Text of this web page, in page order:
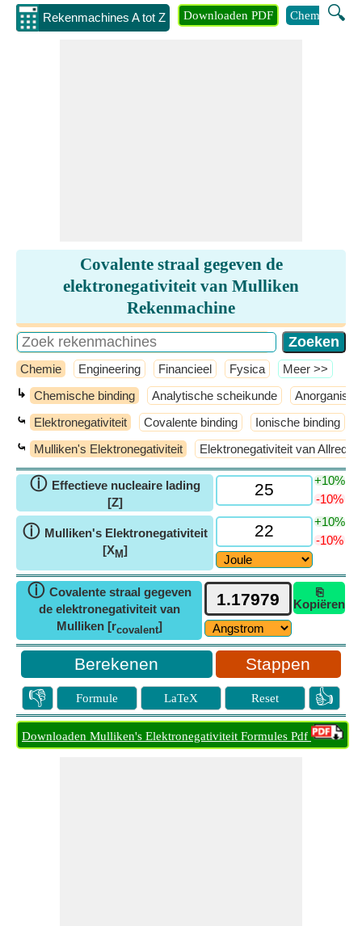
Rekenmachines A tot Z 🔍
Downloaden PDF Chemie
Covalente straal gegeven de
elektronegativiteit van Mulliken
Rekenmachine
Chemie Engineering Financieel Fysica ​Meer >>
↳ Chemische binding Analytische scheikunde
⤿ Elektronegativiteit Covalente binding Ionische binding
⤿ Mulliken's Elektronegativiteit Elektronegativiteit van Allred
ⓘ Effectieve nucleaire lading
[Z]
+10%
-10%
ⓘ Mulliken's Elektronegativiteit
[XM]
+10%
-10%
ⓘ Covalente straal gegeven
de elektronegativiteit van
Mulliken [rcovalent]
⎘
Kopiëren
Stappen
👎 Formule LaTeX Reset 👍
Downloaden Mulliken's Elektronegativiteit Formules Pdf